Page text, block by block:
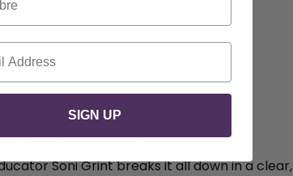
Soni Grint
Soni Grint breaks it all down in a clear,
SIGN UP